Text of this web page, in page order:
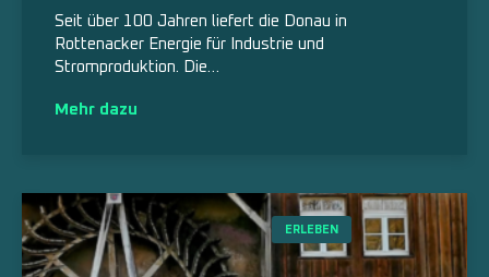
Seit über 100 Jahren liefert die Donau in
Rottenacker Energie für Industrie und
Stromproduktion. Die…
Mehr dazu
ERLEBEN